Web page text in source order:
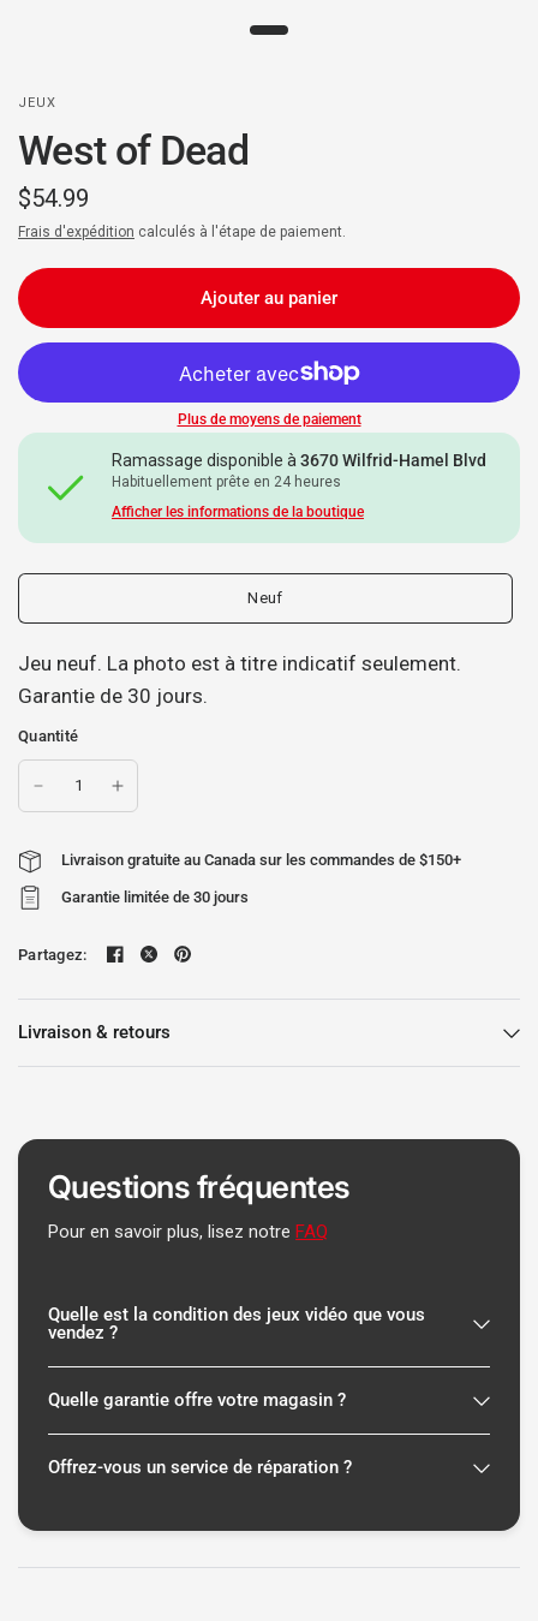
JEUX
West of Dead
$54.99
Frais d'expédition calculés à l'étape de paiement.
Ajouter au panier
Plus de moyens de paiement
Ramassage disponible à3670 Wilfrid-Hamel Blvd
Habituellement prête en 24 heures
Afficher les informations de la boutique
Neuf
Jeu neuf. La photo est à titre indicatif seulement.
Garantie de 30 jours.
Quantité
Livraison gratuite au Canada sur les commandes de $150+
Garantie limitée de 30 jours
Partagez:
Livraison & retours
Questions fréquentes
Pour en savoir plus, lisez notre FAQ
Quelle est la condition des jeux vidéo que vous
vendez ?
Quelle garantie offre votre magasin ?
Offrez-vous un service de réparation ?